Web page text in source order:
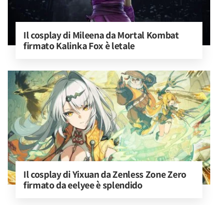
Il cosplay di Mileena da Mortal Kombat
firmato Kalinka Fox è letale
Il cosplay di Yixuan da Zenless Zone Zero
firmato da eelyee è splendido